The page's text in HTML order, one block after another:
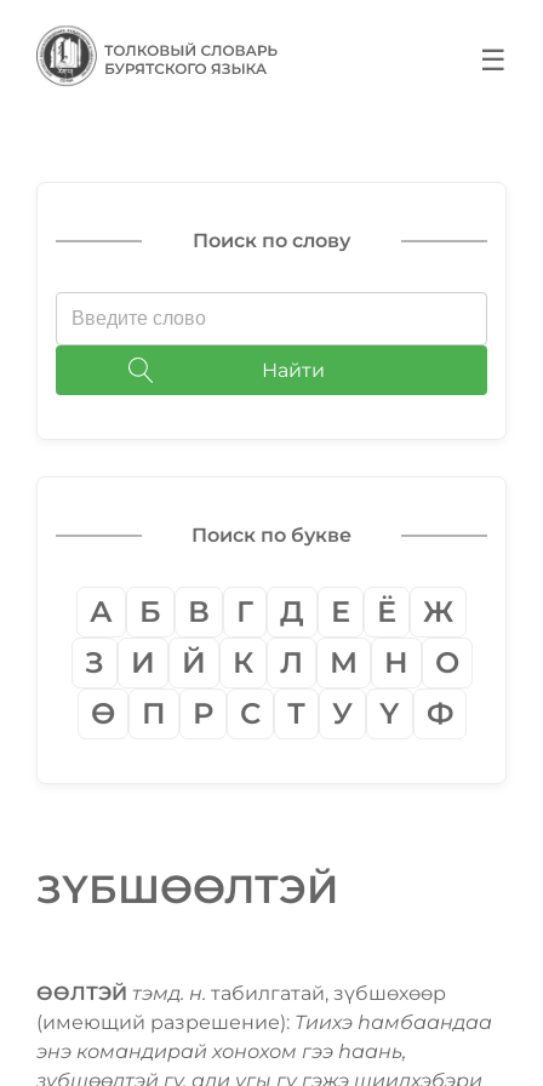
☰
Поиск по слову
Найти
Поиск по букве
А Б В Г Д Е Ё
Ж
З
И Й К Л М Н
О
Ѳ
П Р С Т У Ү Ф
ЗҮБШѲѲЛТЭЙ
ѲѲЛТЭЙ тэмд. н. табилгатай, зүбшѳхѳѳр
(имеющий разрешение): Тиихэ һамбаандаа
энэ командирай хонохом гээ һаань,
зүбшѳѳлтэй гү, али үгы гү гэжэ шиидхэбэри